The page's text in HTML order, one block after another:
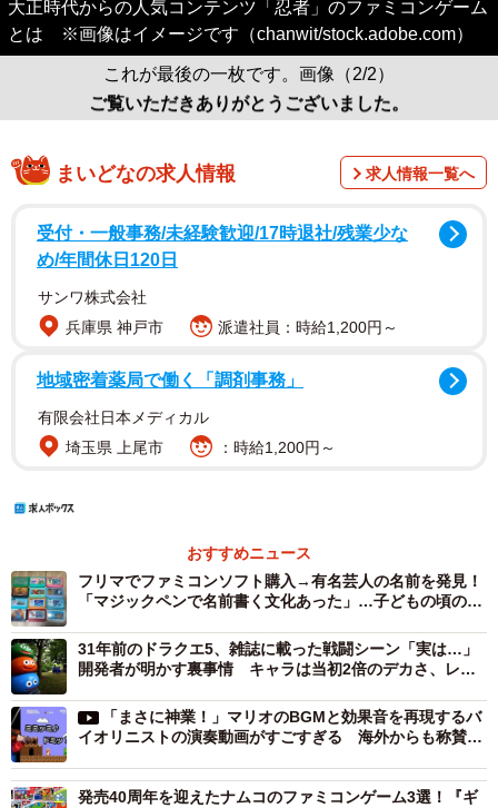
大正時代からの人気コンテンツ「忍者」のファミコンゲーム
とは ※画像はイメージです（chanwit/stock.adobe.com）
これが最後の一枚です。画像（2/2）
ご覧いただきありがとうございました。
まいどなの求人情報 求人情報一覧へ
受付・一般事務/未経験歓迎/17時退社/残業少な
め/年間休日120日
サンワ株式会社
兵庫県 神戸市
派遣社員：時給1,200円～
地域密着薬局で働く「調剤事務」
有限会社日本メディカル
埼玉県 上尾市
：時給1,200円～
おすすめニュース
フリマでファミコンソフト購入→有名芸人の名前を発見！
「マジックペンで名前書く文化あった」…子どもの頃の所
31年前のドラクエ5、雑誌に載った戦闘シーン「実は…」
開発者が明かす裏事情 キャラは当初2倍のデカさ、レジ
「まさに神業！」マリオのBGMと効果音を再現するバ
イオリニストの演奏動画がすごすぎる 海外からも称賛の
発売40周年を迎えたナムコのファミコンゲーム3選！『ギ